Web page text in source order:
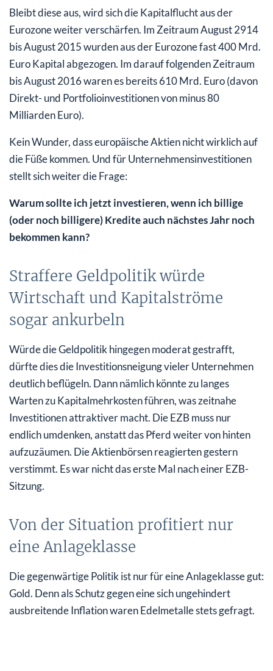
Bleibt diese aus, wird sich die Kapitalflucht aus der
Eurozone weiter verschärfen. Im Zeitraum August 2914
bis August 2015 wurden aus der Eurozone fast 400 Mrd.
Euro Kapital abgezogen. Im darauf folgenden Zeitraum
bis August 2016 waren es bereits 610 Mrd. Euro (davon
Direkt- und Portfolioinvestitionen von minus 80
Milliarden Euro).
Kein Wunder, dass europäische Aktien nicht wirklich auf
die Füße kommen. Und für Unternehmensinvestitionen
stellt sich weiter die Frage:
Warum sollte ich jetzt investieren, wenn ich billige
(oder noch billigere) Kredite auch nächstes Jahr noch
bekommen kann?
Straffere Geldpolitik würde
Wirtschaft und Kapitalströme
sogar ankurbeln
Würde die Geldpolitik hingegen moderat gestrafft,
dürfte dies die Investitionsneigung vieler Unternehmen
deutlich beflügeln. Dann nämlich könnte zu langes
Warten zu Kapitalmehrkosten führen, was zeitnahe
Investitionen attraktiver macht. Die EZB muss nur
endlich umdenken, anstatt das Pferd weiter von hinten
aufzuzäumen. Die Aktienbörsen reagierten gestern
verstimmt. Es war nicht das erste Mal nach einer EZB-
Sitzung.
Von der Situation profitiert nur
eine Anlageklasse
Die gegenwärtige Politik ist nur für eine Anlageklasse gut:
Gold. Denn als Schutz gegen eine sich ungehindert
ausbreitende Inflation waren Edelmetalle stets gefragt.